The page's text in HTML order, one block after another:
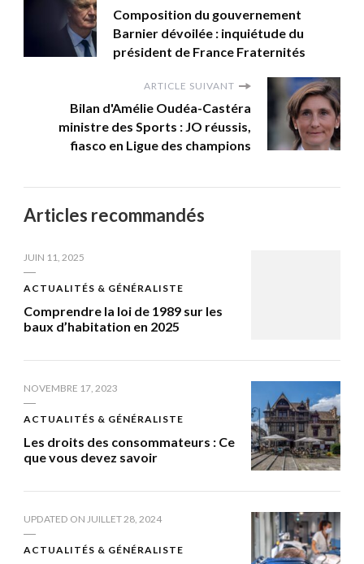
Composition du gouvernement
Barnier dévoilée : inquiétude du
président de France Fraternités
ARTICLE SUIVANT
Bilan d'Amélie Oudéa-Castéra
ministre des Sports : JO réussis,
fiasco en Ligue des champions
Articles recommandés
JUIN 11, 2025
ACTUALITÉS & GÉNÉRALISTE
Comprendre la loi de 1989 sur les
baux d’habitation en 2025
NOVEMBRE 17, 2023
ACTUALITÉS & GÉNÉRALISTE
Les droits des consommateurs : Ce
que vous devez savoir
UPDATED ON JUILLET 28, 2024
ACTUALITÉS & GÉNÉRALISTE